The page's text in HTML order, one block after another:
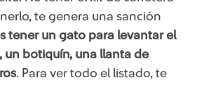
te genera una sanción
tener un gato para levantar el
un botiquín, una llanta de
. Para ver todo el listado, te